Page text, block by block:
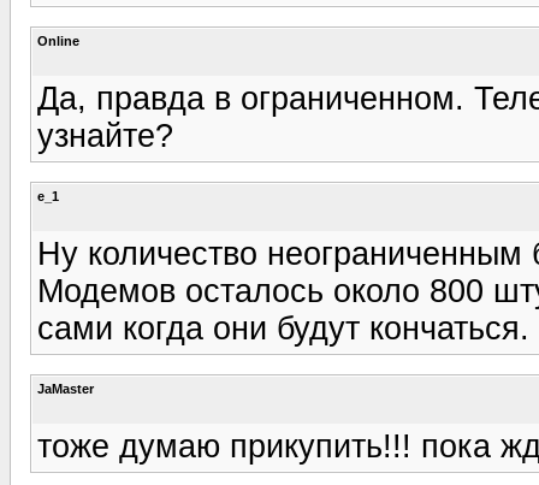
Online
Да, правда в ограниченном.
узнайте?
e_1
Ну количество
Модемов осталось около 800
сами когда они будут кончаться.
JaMaster
тоже думаю прикупить!!! пока